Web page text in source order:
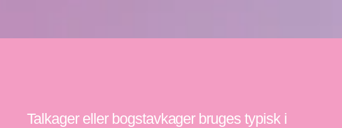
Talkager eller bogstavkager bruges typisk i